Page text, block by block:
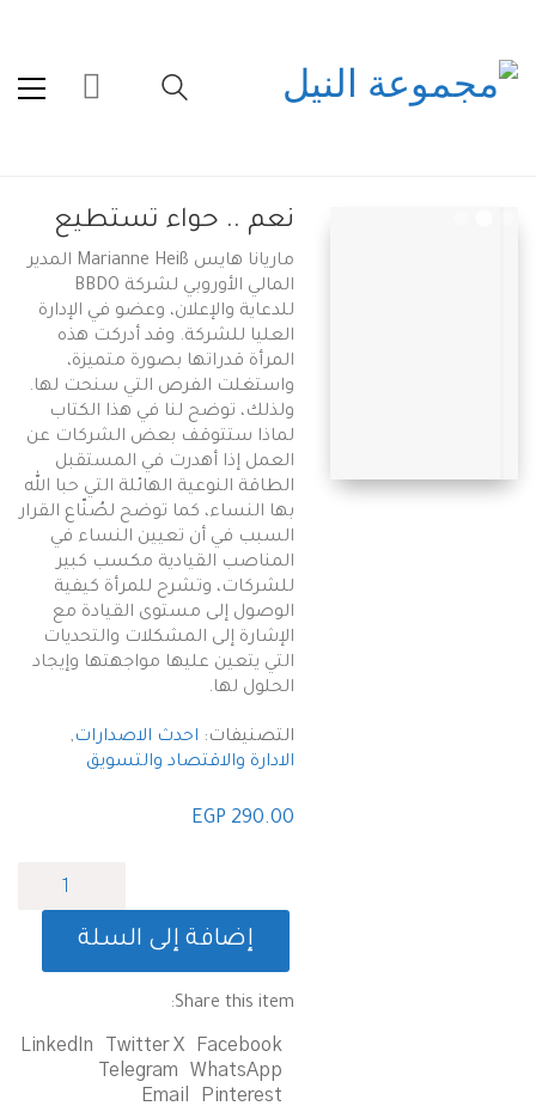
نعم .. حواء تستطيع
ماريانا هايس Marianne Heiß المدير
المالي الأوروبي لشركة BBDO
للدعاية والإعلان، وعضو في الإدارة
العليا للشركة. وقد أدركت هذه
المرأة قدراتها بصورة متميزة،
واستغلت الفرص التي سنحت لها.
ولذلك، توضح لنا في هذا الكتاب
لماذا ستتوقف بعض الشركات عن
العمل إذا أهدرت في المستقبل
الطاقة النوعية الهائلة التي حبا الله
بها النساء، كما توضح لصُنّاع القرار
السبب في أن تعيين النساء في
المناصب القيادية مكسب كبير
للشركات، وتشرح للمرأة كيفية
الوصول إلى مستوى القيادة مع
الإشارة إلى المشكلات والتحديات
التي يتعين عليها مواجهتها وإيجاد
الحلول لها.
التصنيفات:احدث الاصدارات,
الادارة والاقتصاد والتسويق
EGP290.00
حواء
تستطيع
إضافة إلى السلة
Share this item:
Facebook
Twitter X
LinkedIn
WhatsApp
Telegram
Pinterest
Email